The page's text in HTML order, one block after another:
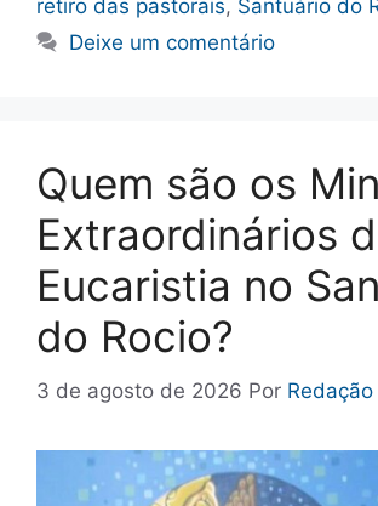
retiro das pastorais, Santuário do
Deixe um comentário
Quem são os
Extraordinários
Eucaristia no
do Rocio?
3 de agosto de 2026 Por